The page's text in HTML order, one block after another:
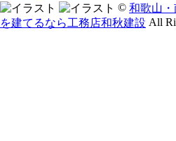
© 和歌山
を建てるなら工務店和秋建設 All